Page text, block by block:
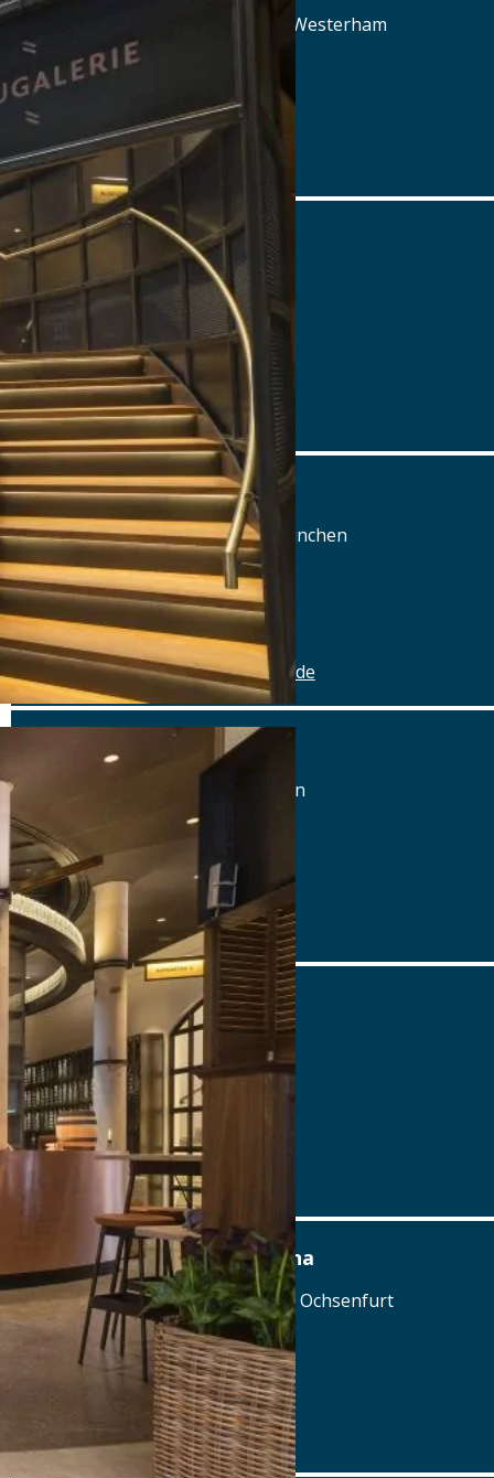
Aschbach 3, 83620 Feldkirchen-Westerham
Tel.: Tel.: 08063-80660
Details
www.aschbacher-hof.de
Ayinger am Platzl
Platzl 1A , 80331 München
Tel.: Tel.: 089-23 703 666
Details
www.ayinger-am-platzl.de
Ayinger am Rotkreuzplatz
Wendl-Dietrich-Str. 5, 80634 München
Tel.: Tel.: 089-95875091
Details
www.ayinger-am-rotkreuzplatz.de
Mariahilfplatz 4, 81541 München
Tel.: Tel.: 089-6223373666
Details
www.ayinger-in-der-au.de
Berggasthof Zottling
Zottling 1, 94265 Patersdorf
Tel.: Tel.: 09929-95900
Details
www.berggasthof-zottling.de
Best Western Hotel Polisina
Marktbreiter Straße 265, 97199 Ochsenfurt
Tel.: Tel.: 09331-8441
www.polisina.de